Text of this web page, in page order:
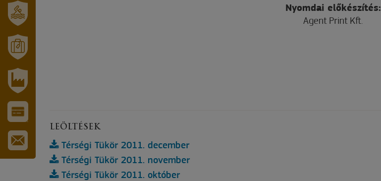
ERZSÉBET
GYÓGYFÜRDŐ
TURISZTIKA
PARK
ÉS
TURISZTIKAI
KÁRTYA
IRATKOZZON
HÍRLEVELÜNKRE
Nyomdai előkészítés:
Agent Print Kft.
LEÖLTÉSEK
Térségi Tükör 2011. december
Térségi Tükör 2011. november
Térségi Tükör 2011. október